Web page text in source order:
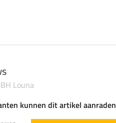
Louna
kunnen dit artikel aanraden